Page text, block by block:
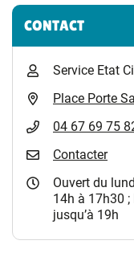
Informations
CONTACT
Service Etat
Place Porte
04 67 69 75
Contacter
Ouvert du
14h à 17h30 ;
jusqu’à 19h